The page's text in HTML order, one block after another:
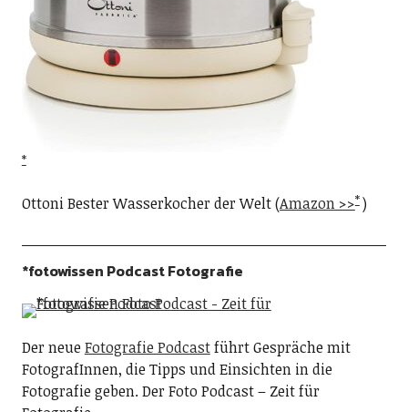
Ottoni Bester Wasserkocher der Welt (Amazon >> )
*fotowissen Podcast Fotografie
Der neueFotografie Podcastführt Gespräche mit
FotografInnen, die Tipps und Einsichten in die
Fotografie geben. Der Foto Podcast – Zeit für